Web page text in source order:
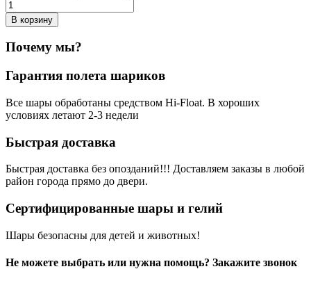
В корзину
Почему мы?
Гарантия полета шариков
Все шары обработаны средством Hi-Float. В хороших
условиях летают 2-3 недели
Быстрая доставка
Быстрая доставка без опозданий!!! Доставляем заказы в любой
район города прямо до двери.
Сертифицированные шары и гелий
Шары безопасны для детей и животных!
Не можете выбрать или нужна помощь? Закажите звонок